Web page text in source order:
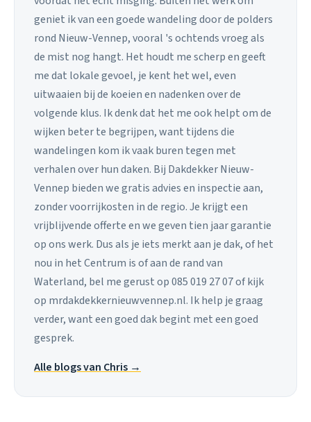
geniet ik van een goede wandeling door de polders
rond Nieuw-Vennep, vooral 's ochtends vroeg als
de mist nog hangt. Het houdt me scherp en geeft
me dat lokale gevoel, je kent het wel, even
uitwaaien bij de koeien en nadenken over de
volgende klus. Ik denk dat het me ook helpt om de
wijken beter te begrijpen, want tijdens die
wandelingen kom ik vaak buren tegen met
verhalen over hun daken. Bij Dakdekker Nieuw-
Vennep bieden we gratis advies en inspectie aan,
zonder voorrijkosten in de regio. Je krijgt een
vrijblijvende offerte en we geven tien jaar garantie
op ons werk. Dus als je iets merkt aan je dak, of het
nou in het Centrum is of aan de rand van
Waterland, bel me gerust op 085 019 27 07 of kijk
op mrdakdekkernieuwvennep.nl. Ik help je graag
verder, want een goed dak begint met een goed
gesprek.
Alle blogs van Chris →